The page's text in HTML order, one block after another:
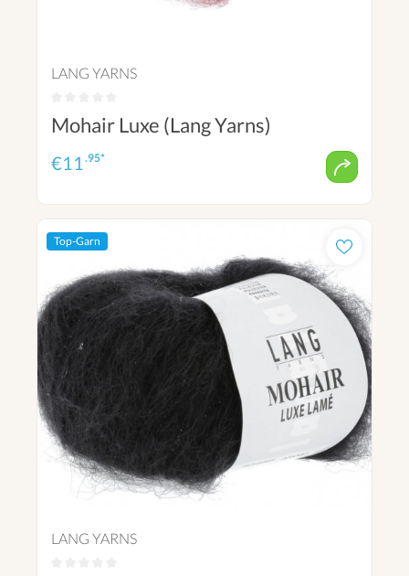
LANG YARNS
Mohair Luxe (Lang Yarns)
€11.95*
Top-Garn
LANG YARNS